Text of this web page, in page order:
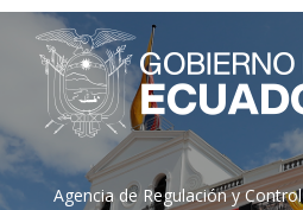
Agencia de Regulación y